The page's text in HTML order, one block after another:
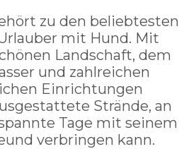
zu den beliebtesten
mit Hund. Mit
Landschaft, dem
und zahlreichen
Einrichtungen
Strände, an
Tage mit seinem
verbringen kann.